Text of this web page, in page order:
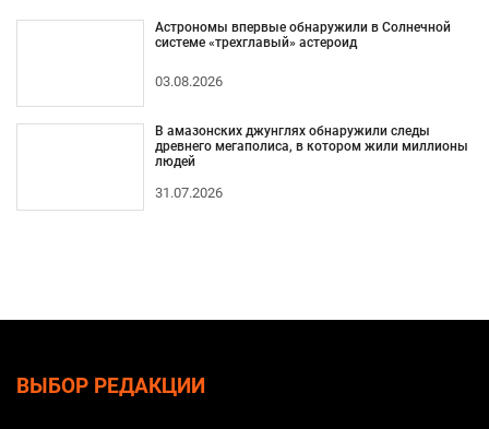
Астрономы впервые обнаружили в Солнечной
системе «трехглавый» астероид
03.08.2026
В амазонских джунглях обнаружили следы
древнего мегаполиса, в котором жили миллионы
людей
31.07.2026
ВЫБОР РЕДАКЦИИ